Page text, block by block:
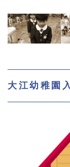
大江幼稚園